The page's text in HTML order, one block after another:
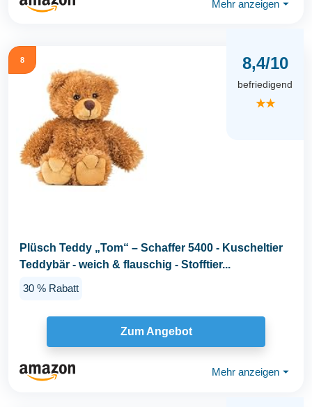
Mehr anzeigen ⏷
8 8,4/10
befriedigend
★★
Plüsch Teddy „Tom“ – Schaffer 5400 - Kuscheltier
Teddybär - weich & flauschig - Stofftier...
30 % Rabatt
Zum Angebot
Mehr anzeigen ⏷